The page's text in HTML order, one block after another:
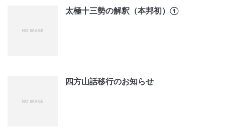
太極十三勢の解釈（本邦初）①
四方山話移行のお知らせ